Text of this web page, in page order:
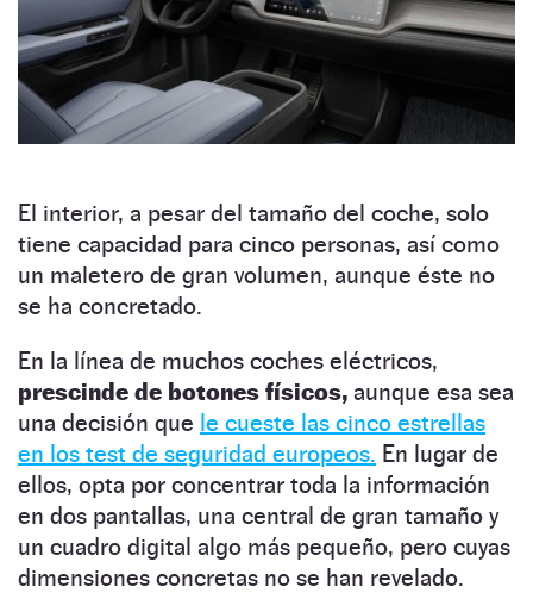
El interior, a pesar del tamaño del coche, solo
tiene capacidad para cinco personas, así como
un maletero de gran volumen, aunque éste no
se ha concretado.
En la línea de muchos coches eléctricos,
prescinde de botones físicos, aunque esa sea
una decisión que le cueste las cinco estrellas
en los test de seguridad europeos. En lugar de
ellos, opta por concentrar toda la información
en dos pantallas, una central de gran tamaño y
un cuadro digital algo más pequeño, pero cuyas
dimensiones concretas no se han revelado.